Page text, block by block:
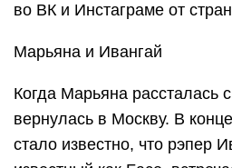
во ВК и Инстаграме от
Марьяна и Ивангай
Когда Марьяна рассталась
вернулась в Москву. В
стало известно, что рэпер